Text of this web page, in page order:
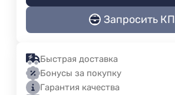
Запросить КП
Быстрая доставка
Бонусы за покупку
Гарантия качества